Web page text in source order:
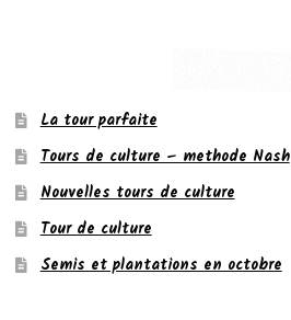
La tour parfaite
Tours de culture – methode Nash
Nouvelles tours de culture
Tour de culture
Semis et plantations en octobre